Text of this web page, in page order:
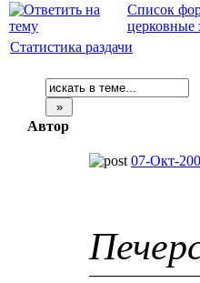
Список
церковные
Статистика раздачи
Автор
07-Окт-